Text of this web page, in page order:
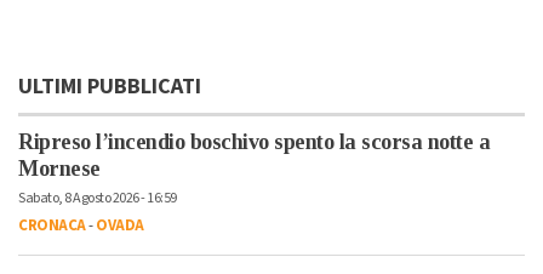
ULTIMI PUBBLICATI
Ripreso l’incendio boschivo spento la scorsa notte a
Mornese
Sabato, 8 Agosto 2026 - 16:59
CRONACA-OVADA